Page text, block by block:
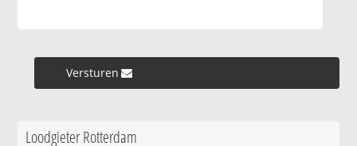
Versturen »
Loodgieter Rotterdam